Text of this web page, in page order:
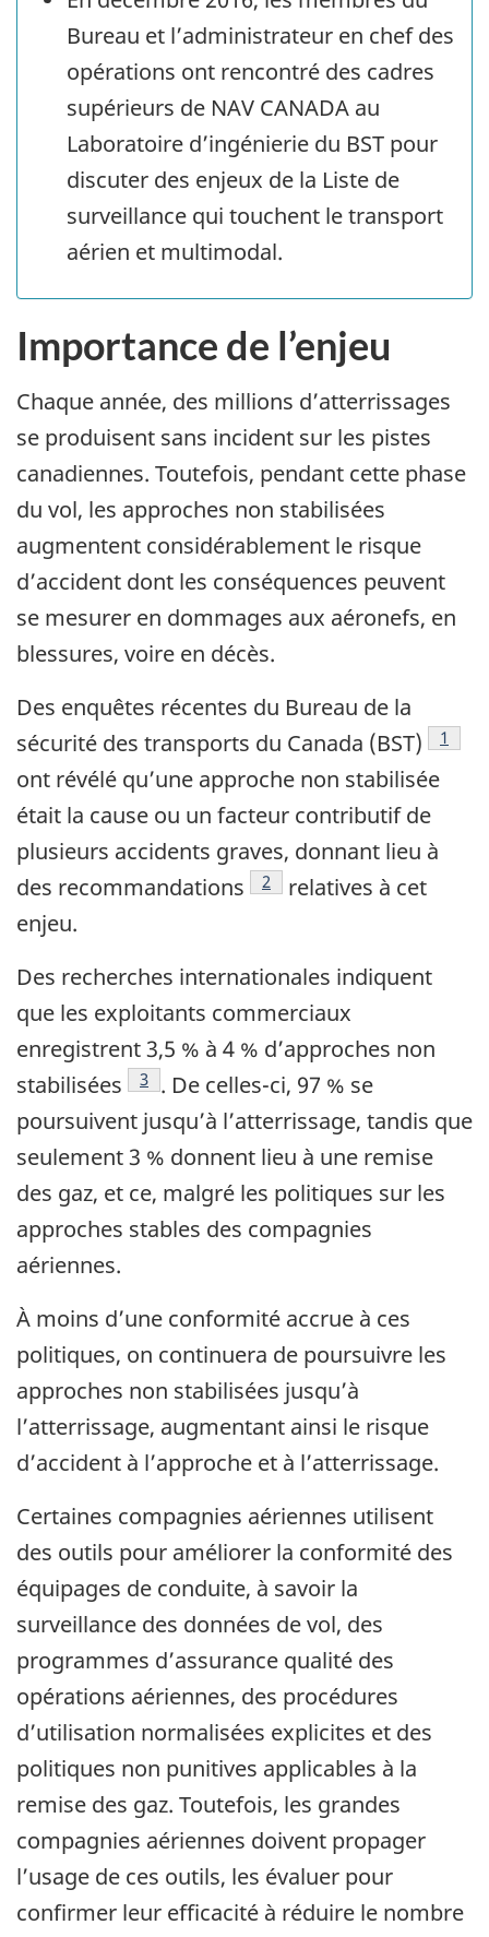
Bureau et l’administrateur en chef des
opérations ont rencontré des cadres
supérieurs de NAV CANADA au
Laboratoire d’ingénierie du BST pour
discuter des enjeux de la Liste de
surveillance qui touchent le transport
aérien et multimodal.
Importance de l’enjeu
Chaque année, des millions d’atterrissages
se produisent sans incident sur les pistes
canadiennes. Toutefois, pendant cette phase
du vol, les approches non stabilisées
augmentent considérablement le risque
d’accident dont les conséquences peuvent
se mesurer en dommages aux aéronefs, en
blessures, voire en décès.
Des enquêtes récentes du Bureau de la
sécurité des transports du Canada (BST)
Note
1
ont révélé qu’une approche non stabilisée
était la cause ou un facteur contributif de
plusieurs accidents graves, donnant lieu à
des recommandations
Note de bas de page
2
relatives à cet
enjeu.
Des recherches internationales indiquent
que les exploitants commerciaux
enregistrent 3,5 % à 4 % d’approches non
stabilisées
Note de bas de page
3 . De celles-ci, 97 % se
poursuivent jusqu’à l’atterrissage, tandis que
seulement 3 % donnent lieu à une remise
des gaz, et ce, malgré les politiques sur les
approches stables des compagnies
aériennes.
À moins d’une conformité accrue à ces
politiques, on continuera de poursuivre les
approches non stabilisées jusqu’à
l’atterrissage, augmentant ainsi le risque
d’accident à l’approche et à l’atterrissage.
Certaines compagnies aériennes utilisent
des outils pour améliorer la conformité des
équipages de conduite, à savoir la
surveillance des données de vol, des
programmes d’assurance qualité des
opérations aériennes, des procédures
d’utilisation normalisées explicites et des
politiques non punitives applicables à la
remise des gaz. Toutefois, les grandes
compagnies aériennes doivent propager
l’usage de ces outils, les évaluer pour
confirmer leur efficacité à réduire le nombre